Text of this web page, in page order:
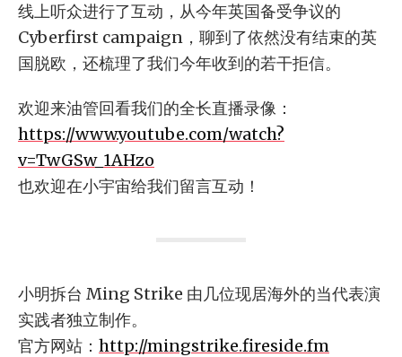
线上听众进行了互动，从今年英国备受争议的
Cyberfirst campaign，聊到了依然没有结束的英
国脱欧，还梳理了我们今年收到的若干拒信。
欢迎来油管回看我们的全长直播录像：
https://www.youtube.com/watch?
v=TwGSw_1AHzo
也欢迎在小宇宙给我们留言互动！
小明拆台 Ming Strike 由几位现居海外的当代表演
实践者独立制作。
官方网站： http://mingstrike.fireside.fm